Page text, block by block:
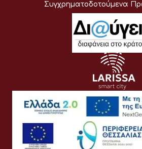
Συγχρηματοδοτούμενα